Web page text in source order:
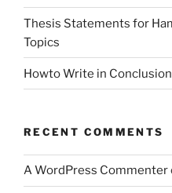
Thesis Statements for
Topics
Howto Write in
RECENT COMMENTS
A WordPress Commenter